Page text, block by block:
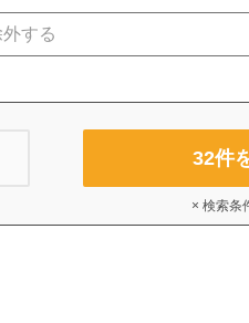
32件
× 検索条